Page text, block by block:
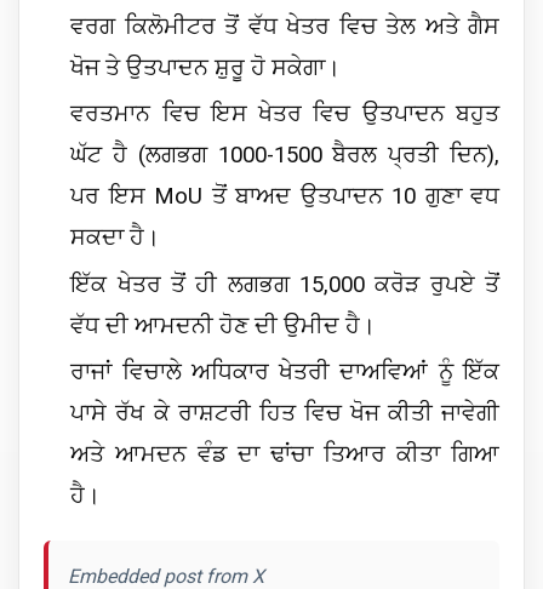
ਵਰਗ ਕਿਲੋਮੀਟਰ ਤੋਂ ਵੱਧ ਖੇਤਰ ਵਿਚ ਤੇਲ ਅਤੇ ਗੈਸ
ਖੋਜ ਤੇ ਉਤਪਾਦਨ ਸ਼ੁਰੂ ਹੋ ਸਕੇਗਾ।
ਵਰਤਮਾਨ ਵਿਚ ਇਸ ਖੇਤਰ ਵਿਚ ਉਤਪਾਦਨ ਬਹੁਤ
ਘੱਟ ਹੈ (ਲਗਭਗ 1000-1500 ਬੈਰਲ ਪ੍ਰਤੀ ਦਿਨ),
ਪਰ ਇਸ MoU ਤੋਂ ਬਾਅਦ ਉਤਪਾਦਨ 10 ਗੁਣਾ ਵਧ
ਸਕਦਾ ਹੈ।
ਇੱਕ ਖੇਤਰ ਤੋਂ ਹੀ ਲਗਭਗ 15,000 ਕਰੋੜ ਰੁਪਏ ਤੋਂ
ਵੱਧ ਦੀ ਆਮਦਨੀ ਹੋਣ ਦੀ ਉਮੀਦ ਹੈ।
ਰਾਜਾਂ ਵਿਚਾਲੇ ਅਧਿਕਾਰ ਖੇਤਰੀ ਦਾਅਵਿਆਂ ਨੂੰ ਇੱਕ
ਪਾਸੇ ਰੱਖ ਕੇ ਰਾਸ਼ਟਰੀ ਹਿਤ ਵਿਚ ਖੋਜ ਕੀਤੀ ਜਾਵੇਗੀ
ਅਤੇ ਆਮਦਨ ਵੰਡ ਦਾ ਢਾਂਚਾ ਤਿਆਰ ਕੀਤਾ ਗਿਆ
ਹੈ।
Embedded post from X